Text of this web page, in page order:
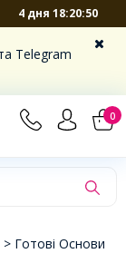
4 дня 18:20:49
Telegram
0
×
> Готові Основи